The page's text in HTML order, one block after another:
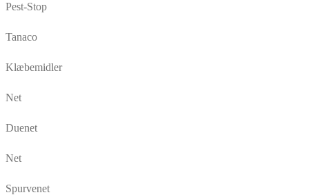
Pest-Stop
Tanaco
Klæbemidler
Net
Duenet
Net
Spurvenet